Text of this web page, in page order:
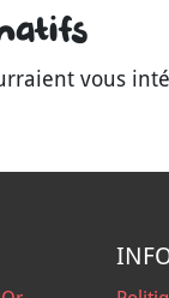
vous